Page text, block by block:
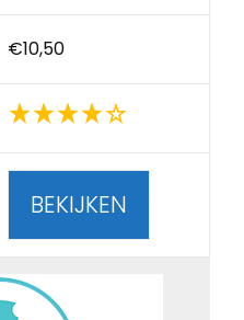
€10,50
BEKIJKEN